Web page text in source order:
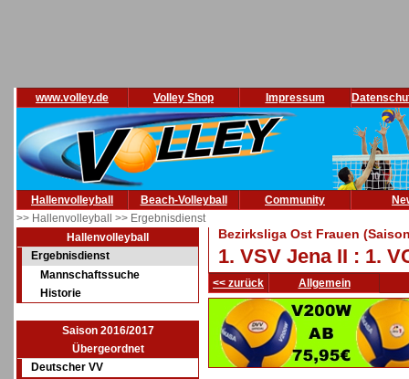
www.volley.de Volley Shop Impressum
Hallenvolleyball Beach-Volleyball Community
>> Hallenvolleyball >> Ergebnisdienst
Hallenvolleyball
Ergebnisdienst
Mannschaftssuche
Historie
Saison 2016/2017
Übergeordnet
Deutscher VV
Bezirksliga Ost Frauen
1. VSV Jena II : 1.
<< zurück Allgemein